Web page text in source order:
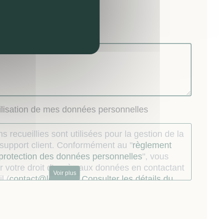
:
de mes données personnelles
recueillies sont utilisées pour la gestion de la
client. Conformément au "règlement
des données personnelles", vous
votre droit d'accès aux données en contactant
(contact@lokizi.fr).Consulter les détails du
dont les coordonnées téléphoniques ont
par le Mandataire à l’occasion de la relation
Voir plus